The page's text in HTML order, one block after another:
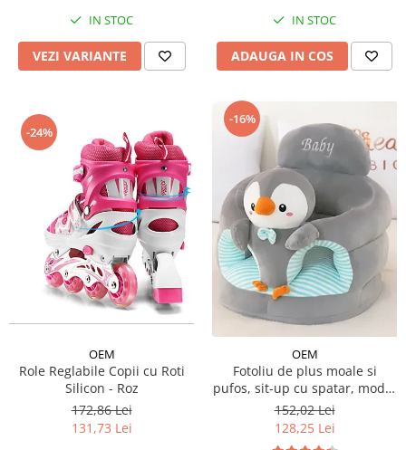
IN STOC
VEZI VARIANTE
IN STOC
ADAUGA IN COS
-24%
OEM
Role Reglabile Copii cu Roti
Silicon - Roz
172,86 Lei
131,73 Lei
-16%
OEM
Fotoliu de plus moale si
pufos, sit-up cu spatar, model
animalute
152,02 Lei
128,25 Lei